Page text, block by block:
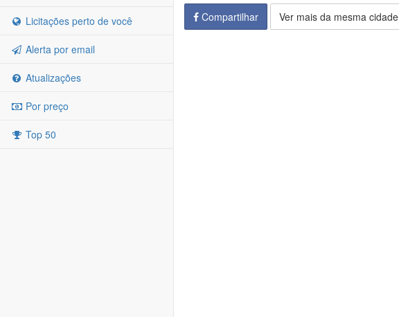
Licitações perto de você
Alerta por email
Atualizações
Por preço
Top 50
Compartilhar
Ver mais da mesma cidade